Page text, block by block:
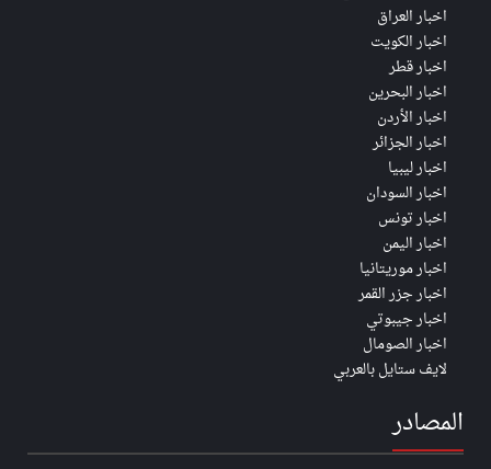
اخبار العراق
اخبار الكويت
اخبار قطر
اخبار البحرين
اخبار الأردن
اخبار الجزائر
اخبار ليبيا
اخبار السودان
اخبار تونس
اخبار اليمن
اخبار موريتانيا
اخبار جزر القمر
اخبار جيبوتي
اخبار الصومال
لايف ستايل بالعربي
المصادر